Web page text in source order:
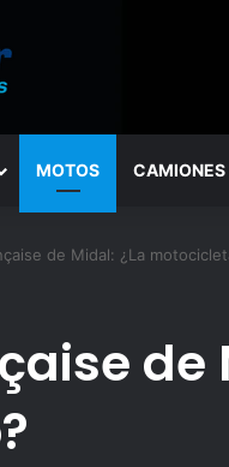
MOTOS CAMIONES
de Midal: ¿La